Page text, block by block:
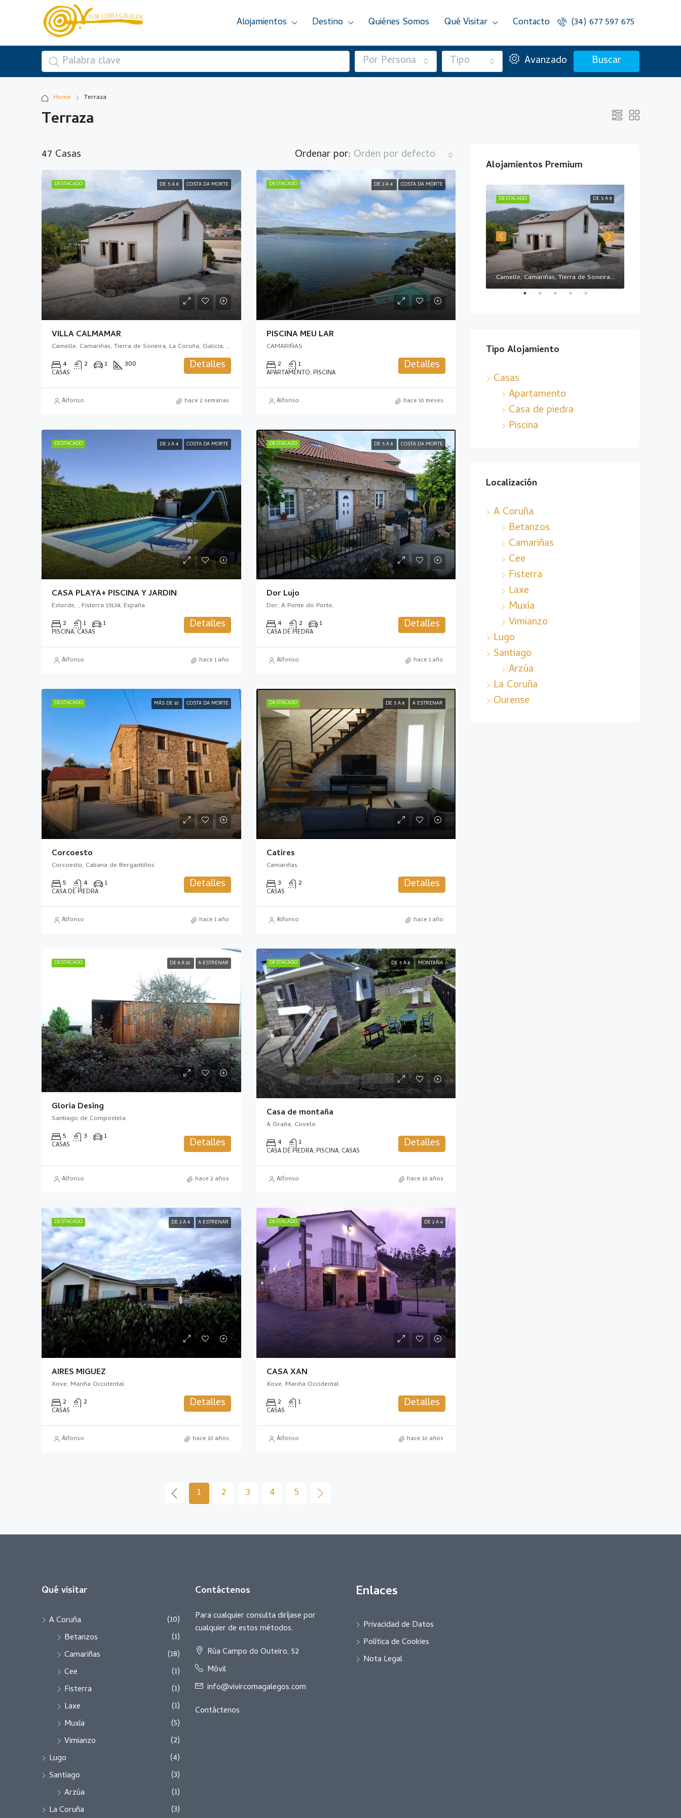
Alojamientos Destino Quiénes Somos Qué Visitar Contacto (34) 677 597 675
Por Persona Tipo Avanzado Buscar
Home Terraza
Terraza
47 Casas Ordenar por: Orden por defecto
DESTACADO DE 5 A 8 COSTA DA MORTE
VILLA CALMAMAR
Camelle, Camariñas, Tierra de Soneira, La Coruña, Galicia, 15121, España
4 2 1 300
CASAS Detalles
Alfonso hace 2 semanas
DESTACADO DE 2 A 4 COSTA DA MORTE
PISCINA MEU LAR
CAMARIÑAS
2 1
APARTAMENTO, PISCINA Detalles
Alfonso hace 10 meses
DESTACADO DE 2 A 4 COSTA DA MORTE
CASA PLAYA+ PISCINA Y JARDIN
Estorde, , Fisterra 15138, España
2 1 1
PISCINA, CASAS Detalles
Alfonso hace 1 año
DESTACADO DE 5 A 8 COSTA DA MORTE
Dor Lujo
Dor, A Ponte do Porto,
4 2 1
CASA DE PIEDRA Detalles
Alfonso hace 1 año
DESTACADO MÁS DE 10 COSTA DA MORTE
Corcoesto
Corcoesto, Cabana de Bergantiños
5 4 1
CASA DE PIEDRA Detalles
Alfonso hace 1 año
DESTACADO DE 5 A 8 A ESTRENAR
Catires
Camariñas
3 2
CASAS Detalles
Alfonso hace 1 año
DESTACADO DE 8 A 10 A ESTRENAR
Gloria Desing
Santiago de Compostela
5 3 1
CASAS Detalles
Alfonso hace 2 años
DESTACADO DE 5 A 8 MONTAÑA
Casa de montaña
A Graña, Covelo
4 1
CASA DE PIEDRA, PISCINA, CASAS Detalles
Alfonso hace 10 años
DESTACADO DE 2 A 4 A ESTRENAR
AIRES MIGUEZ
Xove, Mariña Occidental
2 2
CASAS Detalles
Alfonso hace 10 años
DESTACADO DE 2 A 4
CASA XAN
Xove, Mariña Occidental
2 1
CASAS Detalles
Alfonso hace 10 años
1 2 3 4 5
Alojamientos Premium
MÁS DE 10
DESTACADO
Corcoesto, Cabana de Bergantiños
DE 5 A 8
DESTACADO
Camelle, Camariñas, Tierra de Soneira, La Coruña, Galicia, 15121, España
Tipo Alojamiento
Casas
Apartamento
Casa de piedra
Piscina
Localización
A Coruña
Betanzos
Camariñas
Cee
Fisterra
Laxe
Muxía
Vimianzo
Lugo
Santiago
Arzúa
La Coruña
Ourense
Qué visitar
A Coruña
(10)
Betanzos
(1)
Camariñas
(18)
Cee
(1)
Fisterra
(1)
Laxe
(1)
Muxía
(5)
Vimianzo
(2)
Lugo
(4)
Santiago
(3)
Arzúa
(1)
La Coruña
(3)
Contáctenos
Para cualquier consulta diríjase por
cualquier de estos métodos.
Rúa Campo do Outeiro, 52
Móvil
info@vivircomagalegos.com
Contáctenos
Enlaces
Privacidad de Datos
Política de Cookies
Nota Legal